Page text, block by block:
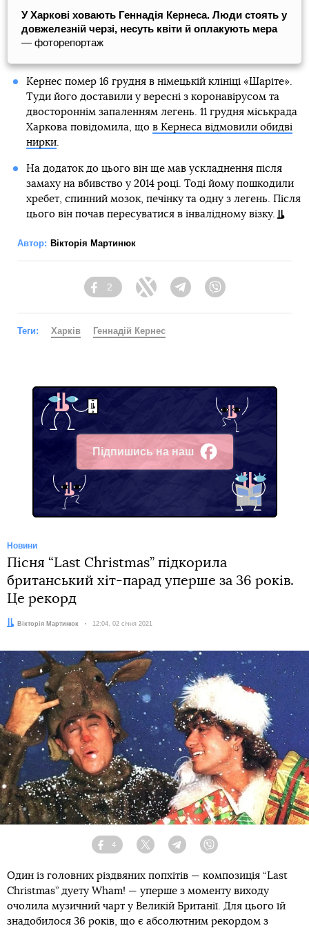
У Харкові ховають Геннадія Кернеса. Люди стоять у
довжелезній черзі, несуть квіти й оплакують мера
— фоторепортаж
Кернес помер 16 грудня в німецькій клініці «Шаріте».
Туди його доставили у вересні з коронавірусом та
двостороннім запаленням легень. 11 грудня міськрада
Харкова повідомила, що в Кернеса відмовили обидві
нирки.
На додаток до цього він ще мав ускладнення після
замаху на вбивство у 2014 році. Тоді йому пошкодили
хребет, спинний мозок, печінку та одну з легень. Після
цього він почав пересуватися в інвалідному візку.
Автор: Вікторія Мартинюк
Facebook
2
Twitter Telegram
Теги: Харків Геннадій Кернес
Підпишись на наш
Facebook
Новини
Пісня “Last Christmas” підкорила
британський хіт-парад уперше за 36 років.
Це рекорд
Автор:Вікторія Мартинюк Дата:
12:04, 02 січня 2021
Facebook
4
Twitter TelegramViber
Один із головних різдвяних попхітів — композиція “Last
Christmas” дуету Wham! — уперше з моменту виходу
очолила музичний чарт у Великій Британії. Для цього їй
знадобилося 36 років, що є абсолютним рекордом з